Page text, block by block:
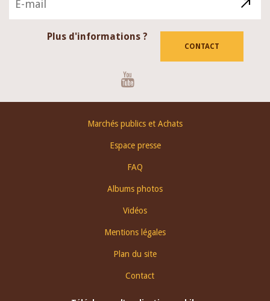
Plus d'informations ?
CONTACT
Marchés publics et Achats
Espace presse
FAQ
Albums photos
Vidéos
Mentions légales
Plan du site
Contact